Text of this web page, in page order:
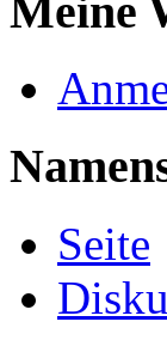
Meine
Seite